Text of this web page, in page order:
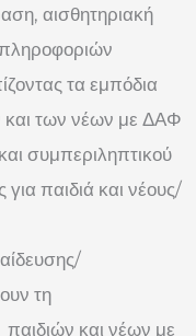
αισθητηριακή
τα εμπόδια
και των νέων με ΔΑΦ
συμπεριληπτικού
παιδιά και νέους/
τη
και νέων με